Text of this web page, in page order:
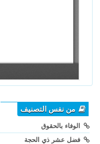
من نفس التصنيف
الوفاء بالحقوق
فضل عشر ذي الحجة